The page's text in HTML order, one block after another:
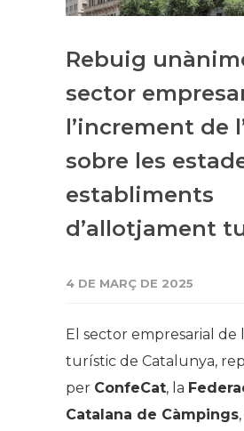
Rebuig
sector
l’increment de
sobre les
establiments
d’allotjament
4 DE MARÇ DE 2025
El sector empresarial de
turístic de Catalunya,
per ConfeCat, la
Catalana de Càmpings,